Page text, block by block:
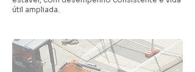
útil ampliada.